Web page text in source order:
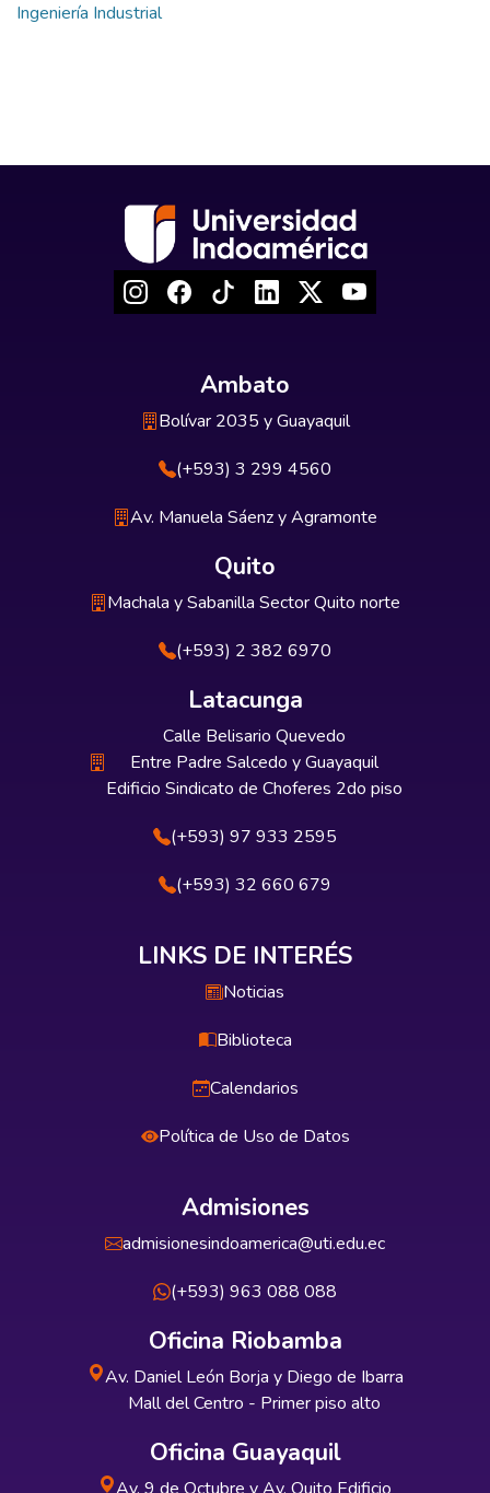
Ingeniería Industrial
Ambato
Bolívar 2035 y Guayaquil
(+593) 3 299 4560
Av. Manuela Sáenz y Agramonte
Quito
Machala y Sabanilla Sector Quito norte
(+593) 2 382 6970
Latacunga
Calle Belisario Quevedo
Entre Padre Salcedo y Guayaquil
Edificio Sindicato de Choferes 2do piso
(+593) 97 933 2595
(+593) 32 660 679
LINKS DE INTERÉS
Noticias
Biblioteca
Calendarios
Política de Uso de Datos
Admisiones
admisionesindoamerica@uti.edu.ec
(+593) 963 088 088
Oficina Riobamba
Av. Daniel León Borja y Diego de Ibarra
Mall del Centro - Primer piso alto
Oficina Guayaquil